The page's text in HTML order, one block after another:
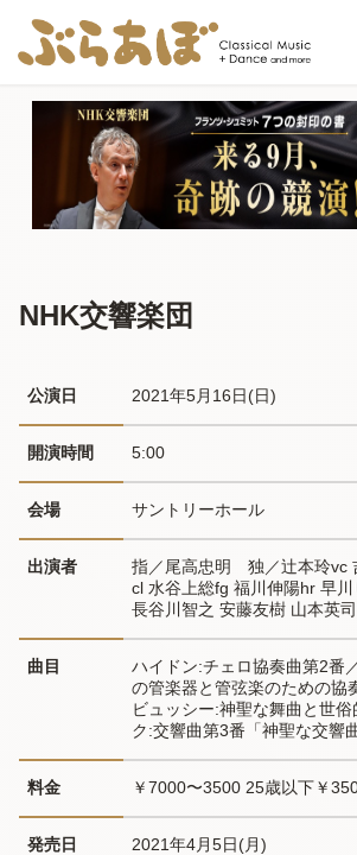
NHK交響楽団
公演日 2021年5月16日(日)
開演時間 5:00
会場 サントリーホール
出演者
指／尾高忠明　独／辻本玲vc
cl 水谷上総fg 福川伸陽hr 早
長谷川智之 安藤友樹 山本英
曲目
ハイドン:チェロ協奏曲第2番
の管楽器と管弦楽のための協
ビュッシー:神聖な舞曲と世
ク:交響曲第3番「神聖な交響曲
料金 ￥7000〜3500 25歳以下￥
発売日 2021年4月5日(月)